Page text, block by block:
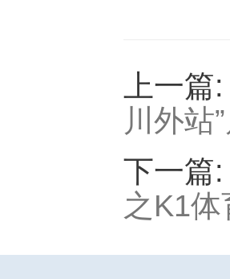
上一
川外站
下一篇
之K1